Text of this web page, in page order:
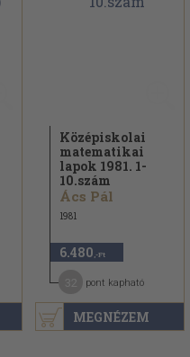
MEGNÉZEM
Középiskolai
matematikai
lapok 1981. 1-
10.szám
Ács Pál
1981
6.480 ,-Ft
pont kapható